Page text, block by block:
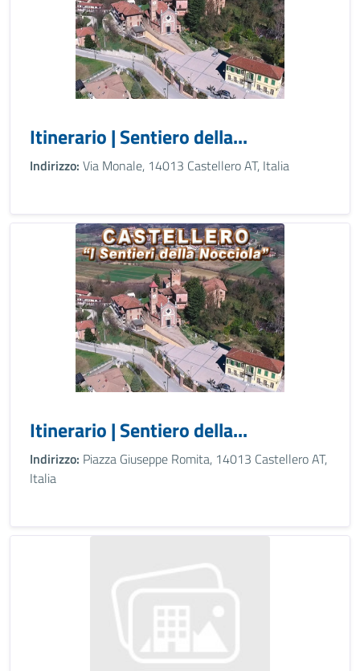
Itinerario | Sentiero della...
Indirizzo: Via Monale, 14013 Castellero AT, Italia
Itinerario | Sentiero della...
Indirizzo: Piazza Giuseppe Romita, 14013 Castellero AT,
Italia